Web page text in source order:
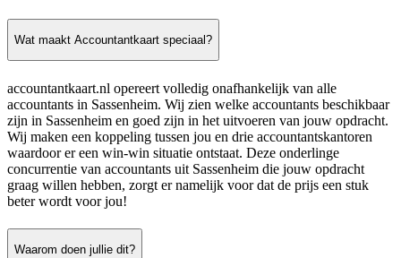
Wat maakt Accountantkaart speciaal?
accountantkaart.nl opereert volledig onafhankelijk van alle
accountants in Sassenheim. Wij zien welke accountants beschikbaar
zijn in Sassenheim en goed zijn in het uitvoeren van jouw opdracht.
Wij maken een koppeling tussen jou en drie accountantskantoren
waardoor er een win-win situatie ontstaat. Deze onderlinge
concurrentie van accountants uit Sassenheim die jouw opdracht
graag willen hebben, zorgt er namelijk voor dat de prijs een stuk
beter wordt voor jou!
Waarom doen jullie dit?